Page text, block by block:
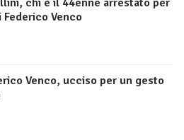
chi è il 44enne arrestato per
Federico Venco
Venco, ucciso per un gesto